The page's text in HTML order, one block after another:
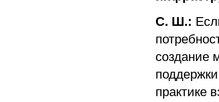
С. Ш.:
создание
практике